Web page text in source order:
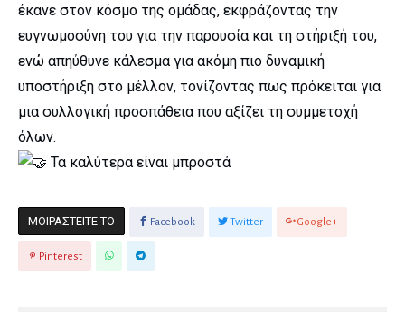
έκανε στον κόσμο της ομάδας, εκφράζοντας την
ευγνωμοσύνη του για την παρουσία και τη στήριξή του,
ενώ απηύθυνε κάλεσμα για ακόμη πιο δυναμική
υποστήριξη στο μέλλον, τονίζοντας πως πρόκειται για
μια συλλογική προσπάθεια που αξίζει τη συμμετοχή
όλων.
Τα καλύτερα είναι μπροστά
ΜΟΙΡΑΣΤΕΊΤΕ ΤΟ Facebook Twitter Google+
Pinterest